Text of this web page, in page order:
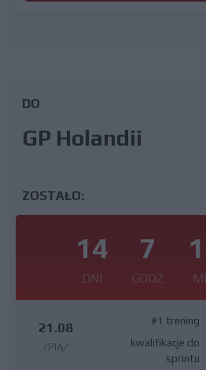
DO
GP Holandii
ZOSTAŁO:
14
DNI
7
GODZ
21.08
/PIĄ/
#1 trening
kwalifikacje do
sprintu